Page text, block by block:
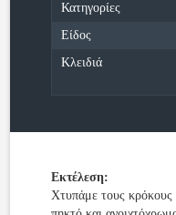
Κατηγορίες
Είδος
Κλειδιά
Εκτέλεση:
Χτυπάμε τους κρόκους